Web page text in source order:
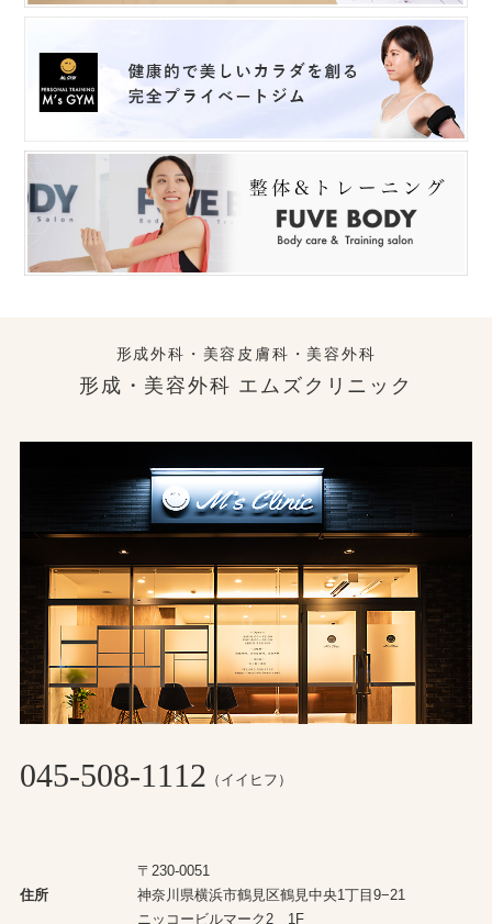
形成外科・美容皮膚科・美容外科
形成・美容外科 エムズクリニック
045-508-1112 （イイヒフ）
住所
〒230-0051
神奈川県横浜市鶴見区鶴見中央1丁目9−21
ニッコービルマーク2 1F